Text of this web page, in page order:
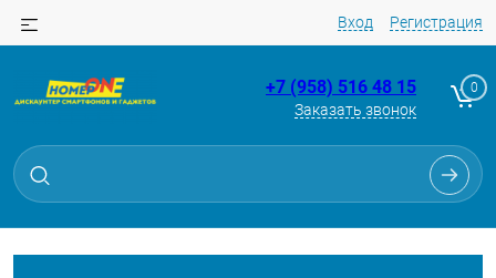
Вход Регистрация
+7 (958) 516 48 15
Заказать звонок
0
Для клиентов всех банков
Разбейте
без переплат